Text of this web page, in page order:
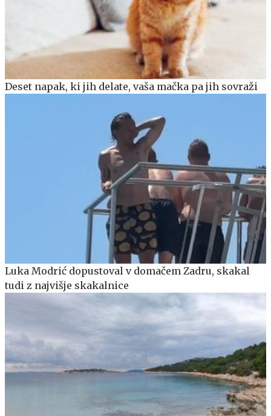
Deset napak, ki jih delate, vaša mačka pa jih sovraži
Luka Modrić dopustoval v domačem Zadru, skakal
tudi z najvišje skakalnice